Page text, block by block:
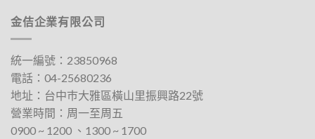
有
多
款
式。
可
在
產
品
可
在
金佶企業有限公司
統一編號：23850968
電話： 04-25680236
地址： 台中巿大雅區橫山里振興路22號
營業時間：周一至周五
0900 ~ 1200 、1300 ~ 1700​